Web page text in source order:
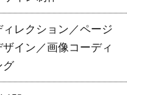
ィレクション／ページ
ザイン／画像コーディ
グ